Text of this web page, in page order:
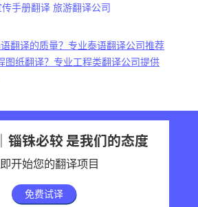
手册翻译 旅游翻译公司
翻译的质量？专业泰语翻译公司推荐
图纸翻译？专业工程类翻译公司提供
锱铢必较 是我们的态度
开始您的翻译项目
免费试译